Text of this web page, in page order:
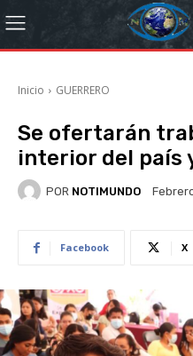
Inicio GUERRERO
Se ofertarán
interior del país
POR NOTIMUNDO
Facebook X